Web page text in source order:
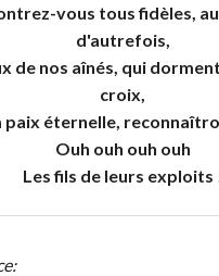
vous tous fidèles,
d'autrefois,
de nos aînés, qui
croix,
paix éternelle,
Ouh ouh ouh ouh
Les fils de leurs exploits